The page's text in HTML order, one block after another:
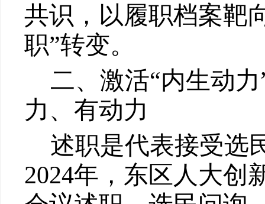
共识 ， 以履职档案靶
职”转变。
二、激活“内生动
力、有动力
述职是代表接受选
2024年， 东区人大创